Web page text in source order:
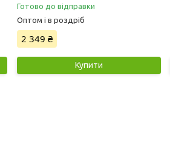
Готово до відправки
Оптом і в роздріб
2 349 ₴
Купити